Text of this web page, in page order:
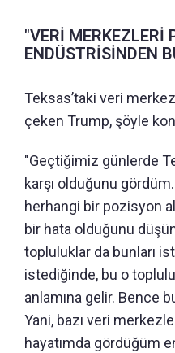
"VERİ MERKEZLERİ
ENDÜSTRİSİNDEN
Teksas’taki veri
çeken Trump, şöyle
"Geçtiğimiz günlerde
karşı olduğunu
herhangi bir pozisyon
bir hata olduğunu
topluluklar da bunları
istediğinde, bu o
anlamına gelir. Bence
Yani, bazı veri
hayatımda gördüğüm